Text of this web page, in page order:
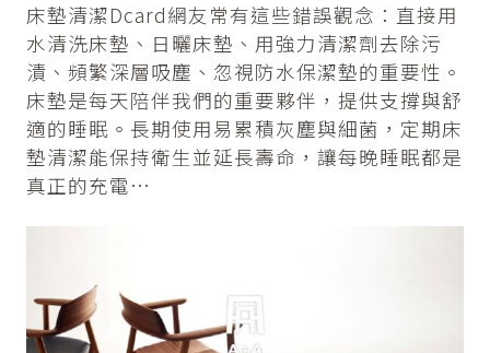
床墊清潔Dcard網友常有這些錯誤觀念：直接用
水清洗床墊、日曬床墊、用強力清潔劑去除污
漬、頻繁深層吸塵、忽視防水保潔墊的重要性。
床墊是每天陪伴我們的重要夥伴，提供支撐與舒
適的睡眠。長期使用易累積灰塵與細菌，定期床
墊清潔能保持衛生並延長壽命，讓每晚睡眠都是
真正的充電…